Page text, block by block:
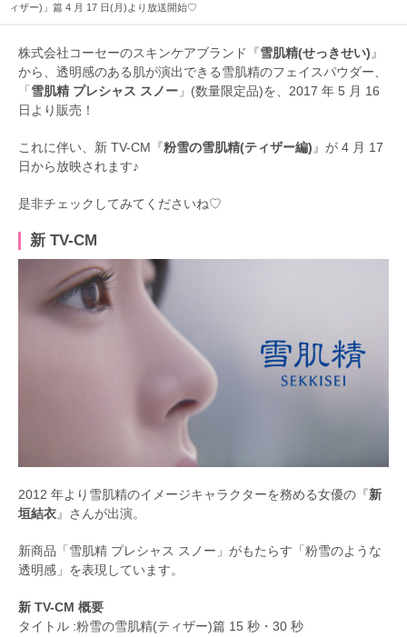
ィザー)」篇 4 月 17 日(月)より放送開始♡
株式会社コーセーのスキンケアブランド『雪肌精(せっきせい) 』
から、透明感のある肌が演出できる雪肌精のフェイスパウダー、
「 雪肌精 プレシャス スノー 」(数量限定品)を、2017 年 5 月 16
日より販売！
これに伴い、新 TV-CM『粉雪の雪肌精(ティザー編) 』が 4 月 17
日から放映されます♪
是非チェックしてみてくださいね♡
新 TV-CM
2012 年より雪肌精のイメージキャラクターを務める女優の『新
垣結衣』さんが出演。
新商品「雪肌精 プレシャス スノー」がもたらす「粉雪のような
透明感」を表現しています。
新 TV-CM 概要
タイトル :粉雪の雪肌精(ティザー)篇 15 秒・30 秒